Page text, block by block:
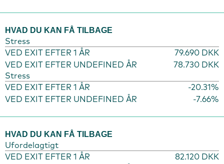
HVAD DU KAN FÅ TILBAGE
Stress
VED EXIT EFTER 1 ÅR
79.690 DKK
VED EXIT EFTER UNDEFINED ÅR
78.730 DKK
Stress
VED EXIT EFTER 1 ÅR
-20.31%
VED EXIT EFTER UNDEFINED ÅR
-7.66%
HVAD DU KAN FÅ TILBAGE
Ufordelagtigt
VED EXIT EFTER 1 ÅR
82.120 DKK